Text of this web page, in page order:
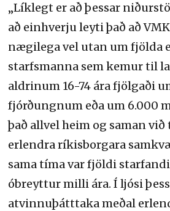
„Líklegt er að þessar
að einhverju leyti það að
nægilega vel utan um fjölda
starfsmanna sem kemur til
aldrinum 16-74 ára fjölgaði
fjórðungnum eða um 6.000
það allvel heim og saman
erlendra ríkisborgara
sama tíma var fjöldi
óbreyttur milli ára. Í ljósi
atvinnuþátttaka meðal